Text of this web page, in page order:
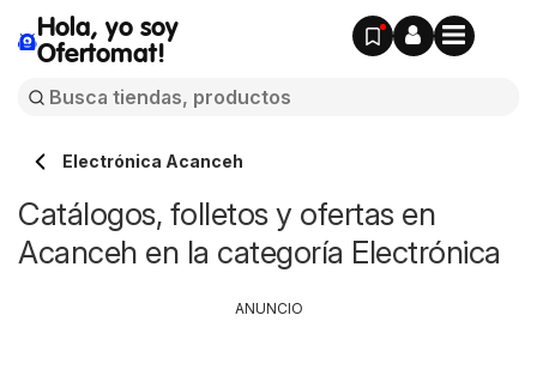
Hola, yo soy
Ofertomat!
Electrónica Acanceh
Catálogos, folletos y ofertas en
Acanceh en la categoría Electrónica
ANUNCIO